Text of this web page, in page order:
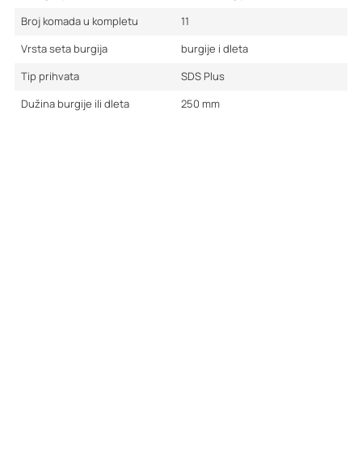
Broj komada u kompletu
11
Vrsta seta burgija
burgije i dleta
Tip prihvata
SDS Plus
Dužina burgije ili dleta
250 mm